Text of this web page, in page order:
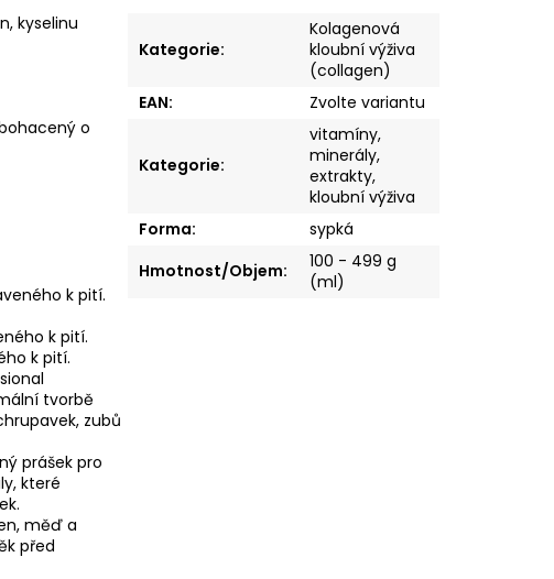
kyselinu
o
k pití.
k pití.
k pití.
tvorbě
zubů
prášek pro
které
měď a
před
Kategorie:
Kolagenová
kloubní výživa
(collagen)
EAN: Zvolte variantu
Kategorie:
vitamíny,
minerály,
extrakty,
kloubní výživa
Forma:
sypká
Hmotnost/Objem:
100 - 499 g
(ml)